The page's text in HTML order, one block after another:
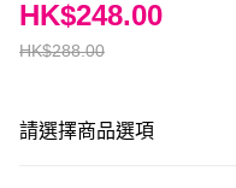
HK$288.00
HK$248.00
請選擇商品選項